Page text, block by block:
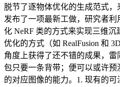
脱节了逐物体优化的生成范式
发布了一项最新工做，研究者利
化 NeRF 类的方式来实现三维
优化的方式（如 RealFusion 和
角度上获得了还不错的成果，雷
包只要一条背带；便可以或许
的对应图像的能力。1. 现有的